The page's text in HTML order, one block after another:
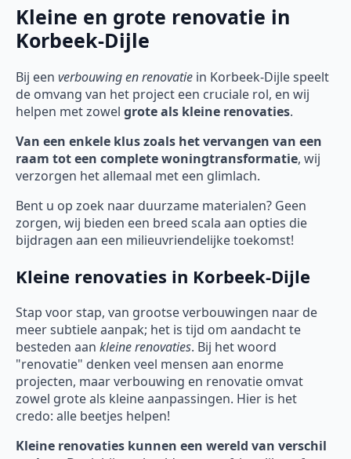
Kleine en grote renovatie in
Korbeek-Dijle
Bij een verbouwing en renovatie in Korbeek-Dijle speelt
de omvang van het project een cruciale rol, en wij
helpen met zowel grote als kleine renovaties.
Van een enkele klus zoals het vervangen van een
raam tot een complete woningtransformatie, wij
verzorgen het allemaal met een glimlach.
Bent u op zoek naar duurzame materialen? Geen
zorgen, wij bieden een breed scala aan opties die
bijdragen aan een milieuvriendelijke toekomst!
Kleine renovaties in Korbeek-Dijle
Stap voor stap, van grootse verbouwingen naar de
meer subtiele aanpak; het is tijd om aandacht te
besteden aan kleine renovaties. Bij het woord
"renovatie" denken veel mensen aan enorme
projecten, maar verbouwing en renovatie omvat
zowel grote als kleine aanpassingen. Hier is het
credo: alle beetjes helpen!
Kleine renovaties kunnen een wereld van verschil